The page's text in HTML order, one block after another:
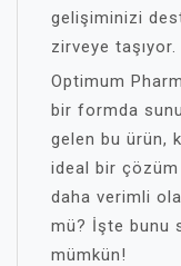
gelişiminizi
zirveye taşıyor.
Optimum
bir formda
gelen bu ürün,
ideal bir çözüm
daha verimli
mü? İşte bunu
mümkün!